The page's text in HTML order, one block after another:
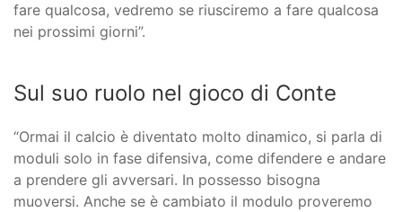
fare qualcosa, vedremo se riusciremo a fare qualcosa
nei prossimi giorni”.
Sul suo ruolo nel gioco di Conte
“Ormai il calcio è diventato molto dinamico, si parla di
moduli solo in fase difensiva, come difendere e andare
a prendere gli avversari. In possesso bisogna
muoversi. Anche se è cambiato il modulo proveremo